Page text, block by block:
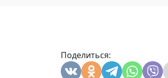
Поделиться:
Александр Лобанов,